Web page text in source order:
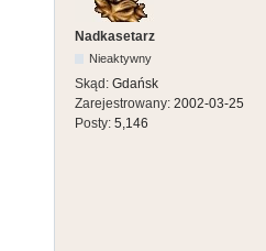
Nadkasetarz
Nieaktywny
Skąd: Gdańsk
Zarejestrowany: 2002-03-25
Posty: 5,146